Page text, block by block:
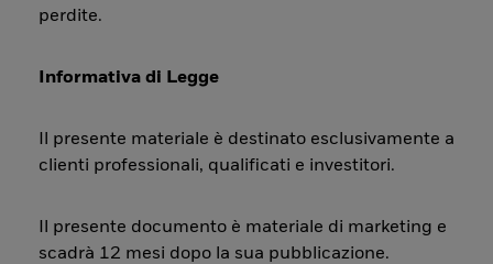
perdite.
Informativa di Legge
Il presente materiale è destinato esclusivamente a
clienti professionali, qualificati e investitori.
Il presente documento è materiale di marketing e
scadrà 12 mesi dopo la sua pubblicazione.